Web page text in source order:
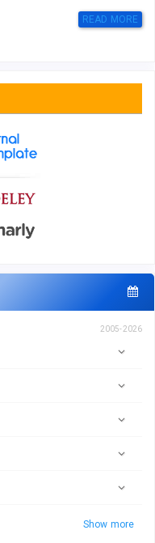
READ MORE
2005-2026
Show more